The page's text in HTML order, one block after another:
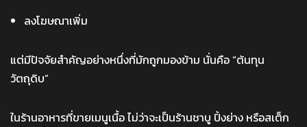
ลงโฆษณาเพิ่ม
แต่มีปัจจัยสำคัญอย่างหนึ่งที่มักถูกมองข้าม นั่นคือ “ต้นทุน
วัตถุดิบ”
ในร้านอาหารที่ขายเมนูเนื้อ ไม่ว่าจะเป็นร้านชาบู ปิ้งย่าง หรือสเต็ก